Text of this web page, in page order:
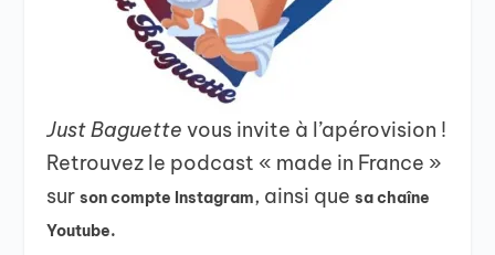
Just Baguettevous invite à l’apérovision !
Retrouvez le podcast « made in France »
surson compte Instagram, ainsi quesa chaîne
Youtube.